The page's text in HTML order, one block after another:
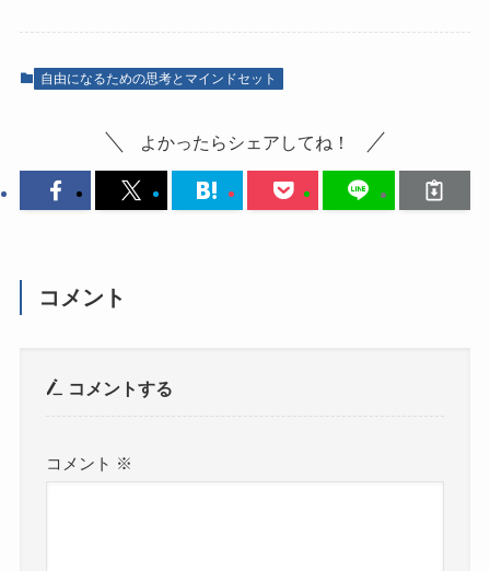
自由になるための思考とマインドセット
よかったらシェアしてね！
コメント
コメントする
コメント ※